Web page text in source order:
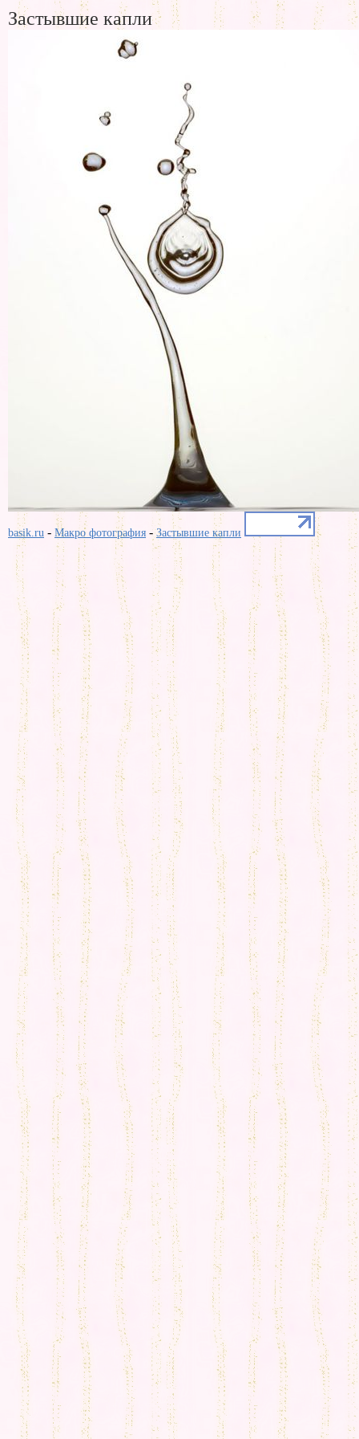
Застывшие капли
basik.ru - Макро фотография -Застывшие капли